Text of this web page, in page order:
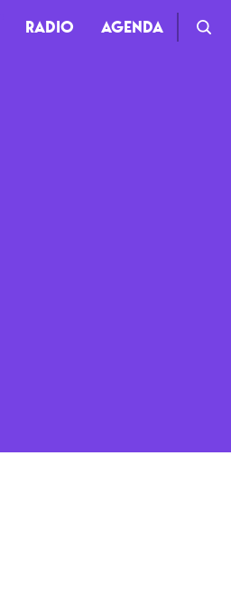
RADIO AGENDA